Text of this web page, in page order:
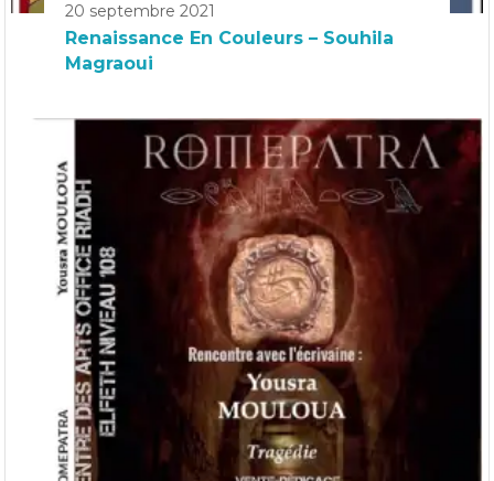
20 septembre 2021
Renaissance En Couleurs – Souhila
Magraoui